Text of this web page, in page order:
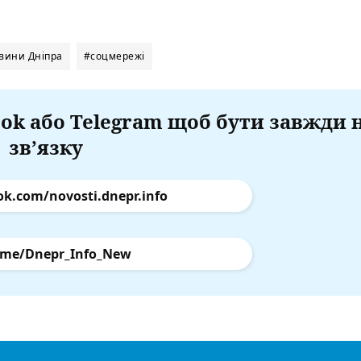
Дніпра #соцмережі
або Telegram щоб бути завжди
зв’язку
novosti.dnepr.info
Dnepr_Info_New